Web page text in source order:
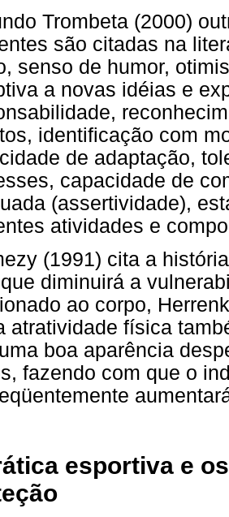
Trombeta (2000)
são citadas na
senso de humor,
a novas idéias e
identificação com
de adaptação,
capacidade de
(assertividade),
atividades e
(1991) cita a
diminuirá a
ao corpo,
atratividade física
boa aparência
fazendo com que o
esportiva e